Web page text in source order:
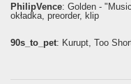
PhilipVence: Golden -
okładka, preorder, klip
90s_to_pet: Kurupt, Too